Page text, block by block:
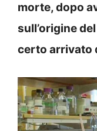
morte, dopo
sull’origine
certo arrivato